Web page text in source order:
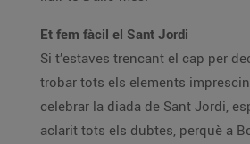
Et fem fàcil el Sant Jordi
Si t’estaves trencant el cap per
trobar tots els elements
celebrar la diada de Sant Jordi,
aclarit tots els dubtes, perquè a